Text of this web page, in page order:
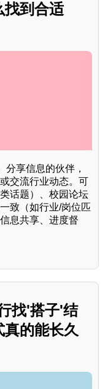
找到合适
分享信息的伙伴，
交流行业动态。可
话题）、校园论坛
致（如行业/岗位匹
息共享、进度督
找'搭子'结
的能长久